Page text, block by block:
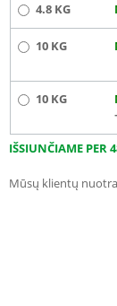
4.8 KG
10 KG
10 KG
IŠSIUNČIAME PER
Mūsų klientų